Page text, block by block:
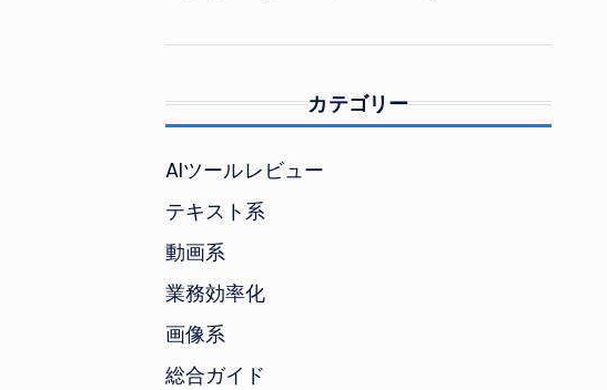
カテゴリー
AIツールレビュー
テキスト系
動画系
業務効率化
画像系
総合ガイド